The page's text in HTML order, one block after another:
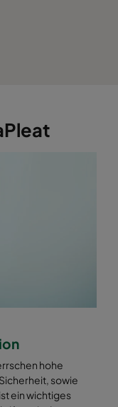
hohe
sowie
ein wichtiges